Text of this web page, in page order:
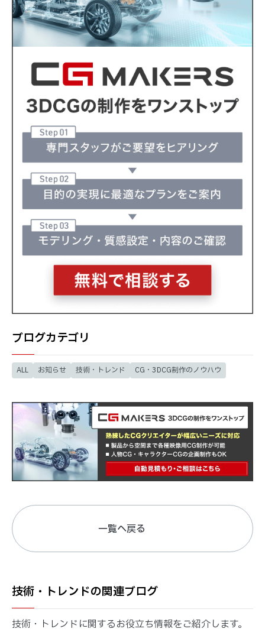
ブログカテゴリ
ALL お知らせ 技術・トレンド CG・3DCG制作のノウハウ
一覧へ戻る
技術・トレンドの関連ブログ
技術・トレンドに関するお役立ち情報をご紹介します。